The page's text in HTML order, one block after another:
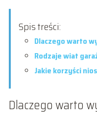
Spis treści:
Dlaczego warto
Rodzaje wiat
Jakie korzyści
Dlaczego warto